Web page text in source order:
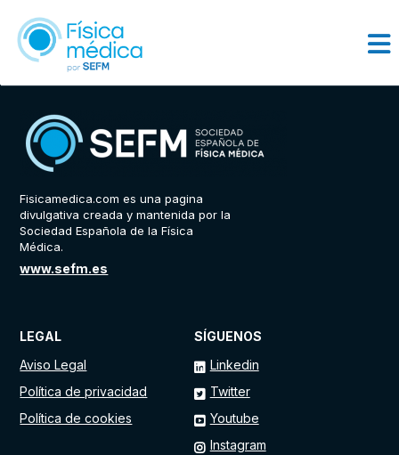
Fisicamedica.com es una pagina
divulgativa creada y mantenida por la
Sociedad Española de la Física
Médica.
www.sefm.es
SÍGUENOS
Linkedin
Twitter
Youtube
Instagram
LEGAL
Aviso Legal
Política de privacidad
Política de cookies